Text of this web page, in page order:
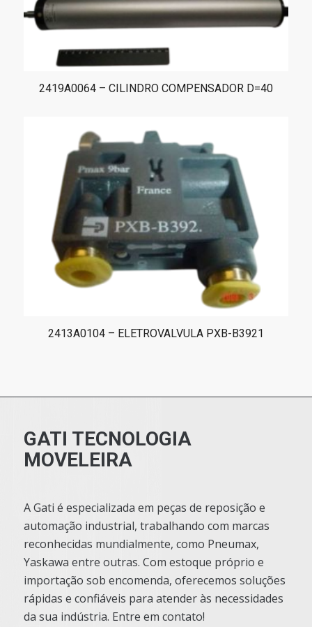
2419A0064 – CILINDRO COMPENSADOR D=40
2413A0104 – ELETROVALVULA PXB-B3921
GATI TECNOLOGIA
MOVELEIRA
A Gati é especializada em peças de reposição e
automação industrial, trabalhando com marcas
reconhecidas mundialmente, como Pneumax,
Yaskawa entre outras. Com estoque próprio e
importação sob encomenda, oferecemos soluções
rápidas e confiáveis para atender às necessidades
da sua indústria. Entre em contato!